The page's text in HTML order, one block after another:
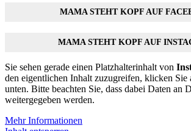
MAMA STEHT KOPF AUF
MAMA STEHT KOPF AUF
Sie sehen gerade einen Platzhalterinhalt von
den eigentlichen Inhalt zuzugreifen, klicken Sie
unten. Bitte beachten Sie, dass dabei Daten an
weitergegeben werden.
Mehr Informationen